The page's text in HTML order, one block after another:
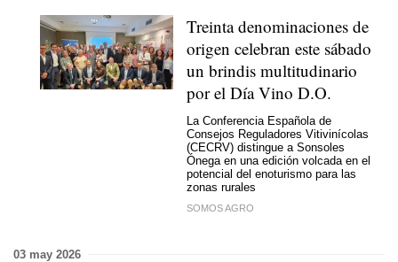
Treinta denominaciones de
origen celebran este sábado
un brindis multitudinario
por el Día Vino D.O.
La Conferencia Española de
Consejos Reguladores Vitivinícolas
(CECRV) distingue a Sonsoles
Ónega en una edición volcada en el
potencial del enoturismo para las
zonas rurales
SOMOS AGRO
03 may 2026